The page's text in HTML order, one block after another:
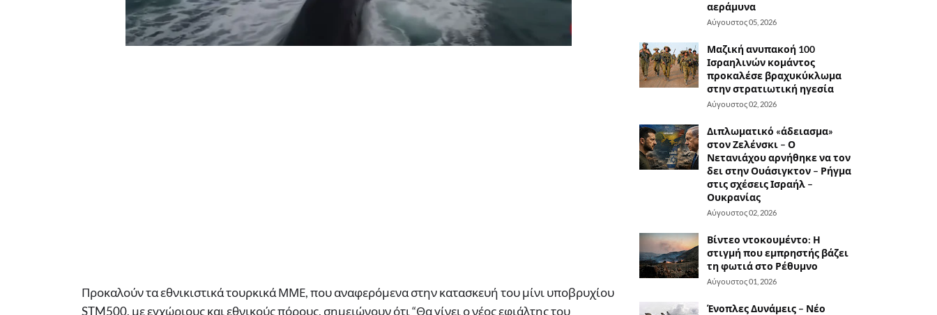
Προκαλούν τα εθνικιστικά τουρκικά ΜΜΕ, που αναφερόμενα στην κατασκευή του μίνι υποβρυχίου
STM500, με εγχώριους και εθνικούς πόρους, σημειώνουν ότι “Θα γίνει ο νέος εφιάλτης του
αεράμυνα
Αύγουστος 05, 2026
Μαζική ανυπακοή 100
Ισραηλινών κομάντος
προκαλέσε βραχυκύκλωμα
στην στρατιωτική ηγεσία
Αύγουστος 02, 2026
Διπλωματικό «άδειασμα»
στον Ζελένσκι – Ο
Νετανιάχου αρνήθηκε να τον
δει στην Ουάσιγκτον – Ρήγμα
στις σχέσεις Ισραήλ –
Ουκρανίας
Αύγουστος 02, 2026
Βίντεο ντοκουμέντο: Η
στιγμή που εμπρηστής βάζει
τη φωτιά στο Ρέθυμνο
Αύγουστος 01, 2026
Ένοπλες Δυνάμεις – Νέο